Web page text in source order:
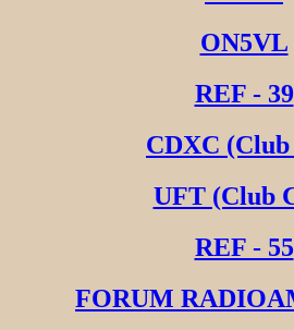
ON5VL
REF - 39
CDXC
UFT (Club
REF - 55
FORUM